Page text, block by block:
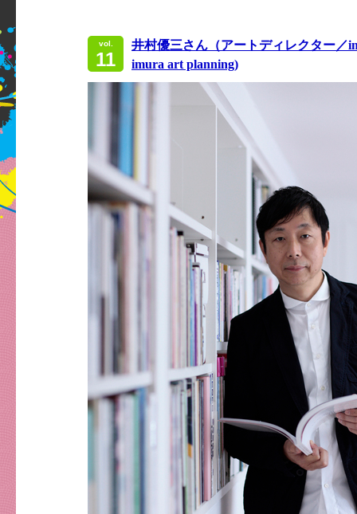
vol.
11
井村優三さん（アートディレクター／
imura art planning)